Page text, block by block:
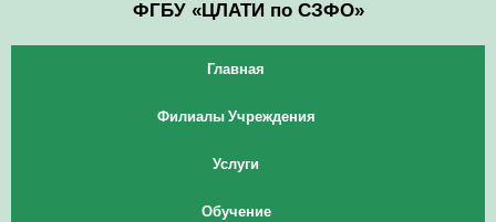
e
g
r
a
m
ФГБУ «ЦЛАТИ по СЗФО»
Главная
Филиалы Учреждения
Услуги
Обучение